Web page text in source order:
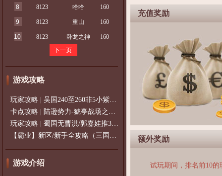
8 8123 哈哈 160
9 8123 重山 160
10 8123 卧龙之神
160
下一页
游戏攻略
玩家攻略 | 吴国240至260非5小紫过策免
卡点攻略 | 陆逊势力-猇亭战场之陆逊
玩家攻略 | 蜀国无曹洪/郭嘉娃推375级，
【霸业】新区/新手全攻略（三国通用）2
游戏介绍
充值奖励
额外奖励
试玩期间，排名前10